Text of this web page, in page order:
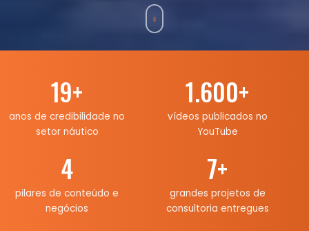
19+
anos de credibilidade no
setor náutico
1.600+
vídeos publicados no
YouTube
4
pilares de conteúdo e
negócios
7+
grandes projetos de
consultoria entregues